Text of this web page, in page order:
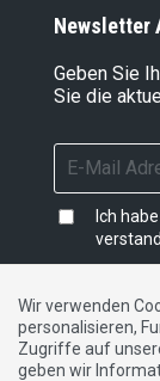
Newsletter
Geben Sie
Sie die
Ich
Impressum|
Wir verwenden
personalisieren,
Zugriffe auf
geben wir